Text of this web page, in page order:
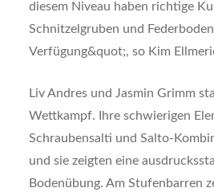
diesem Niveau haben richtige
Schnitzelgruben und
Verfügung&quot;, so Kim
Liv Andres und Jasmin Grimm
Wettkampf. Ihre schwierigen
Schraubensalti und Salto-
und sie zeigten eine
Bodenübung. Am Stufenbarren